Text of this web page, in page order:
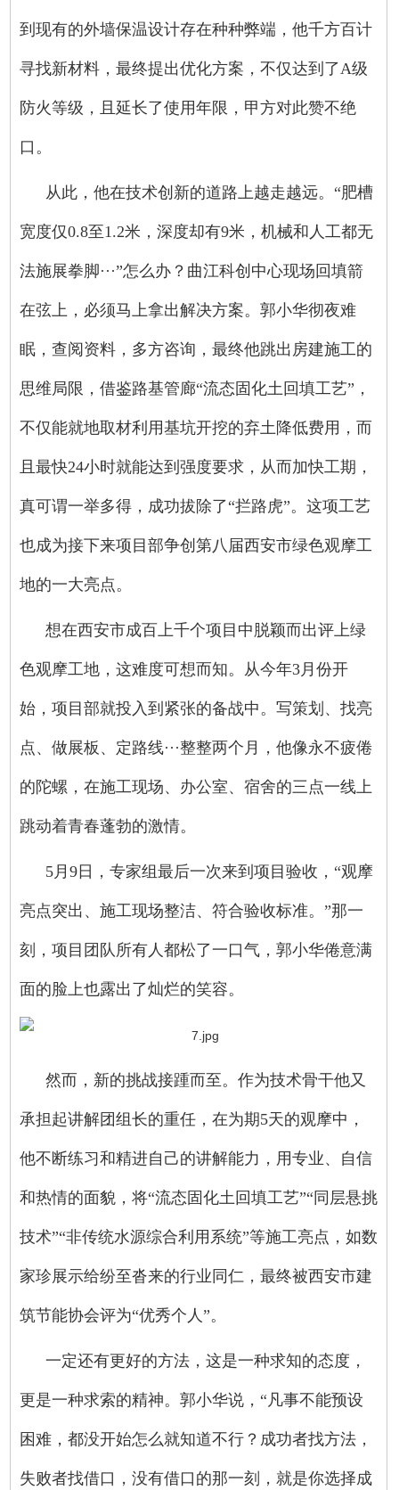
到现有的外墙保温设计存在种种弊端，他千方百计
寻找新材料，最终提出优化方案，不仅达到了A级
防火等级，且延长了使用年限，甲方对此赞不绝
口。
从此，他在技术创新的道路上越走越远。“肥槽
宽度仅0.8至1.2米，深度却有9米，机械和人工都无
法施展拳脚···”怎么办？曲江科创中心现场回填箭
在弦上，必须马上拿出解决方案。郭小华彻夜难
眠，查阅资料，多方咨询，最终他跳出房建施工的
思维局限，借鉴路基管廊“流态固化土回填工艺”，
不仅能就地取材利用基坑开挖的弃土降低费用，而
且最快24小时就能达到强度要求，从而加快工期，
真可谓一举多得，成功拔除了“拦路虎”。这项工艺
也成为接下来项目部争创第八届西安市绿色观摩工
地的一大亮点。
想在西安市成百上千个项目中脱颖而出评上绿
色观摩工地，这难度可想而知。从今年3月份开
始，项目部就投入到紧张的备战中。写策划、找亮
点、做展板、定路线···整整两个月，他像永不疲倦
的陀螺，在施工现场、办公室、宿舍的三点一线上
跳动着青春蓬勃的激情。
5月9日，专家组最后一次来到项目验收，“观摩
亮点突出、施工现场整洁、符合验收标准。”那一
刻，项目团队所有人都松了一口气，郭小华倦意满
面的脸上也露出了灿烂的笑容。
然而，新的挑战接踵而至。作为技术骨干他又
承担起讲解团组长的重任，在为期5天的观摩中，
他不断练习和精进自己的讲解能力，用专业、自信
和热情的面貌，将“流态固化土回填工艺”“同层悬挑
技术”“非传统水源综合利用系统”等施工亮点，如数
家珍展示给纷至沓来的行业同仁，最终被西安市建
筑节能协会评为“优秀个人”。
一定还有更好的方法，这是一种求知的态度，
更是一种求索的精神。郭小华说，“凡事不能预设
困难，都没开始怎么就知道不行？成功者找方法，
失败者找借口，没有借口的那一刻，就是你选择成